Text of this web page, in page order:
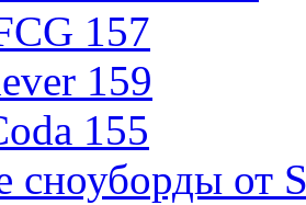
157
159
155
от